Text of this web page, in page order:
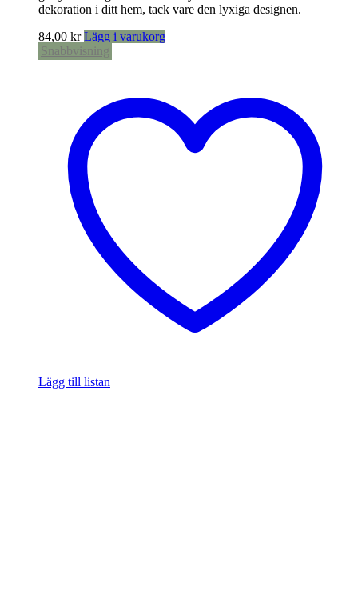
dekoration i ditt hem, tack vare den lyxiga designen.
84,00 kr Lägg i varukorg
Snabbvisning
Lägg till listan